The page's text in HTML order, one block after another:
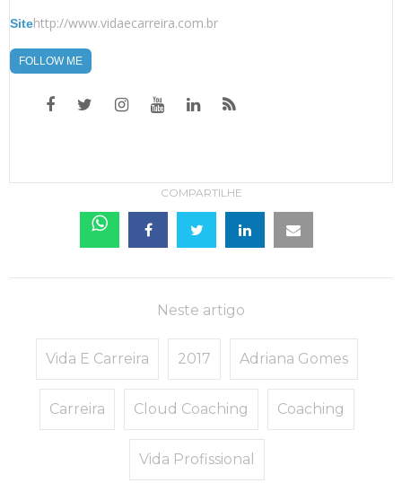
Sitehttp://www.vidaecarreira.com.br
FOLLOW ME
COMPARTILHE
Neste artigo
Vida E Carreira 2017 Adriana Gomes
Carreira Cloud Coaching Coaching
Vida Profissional